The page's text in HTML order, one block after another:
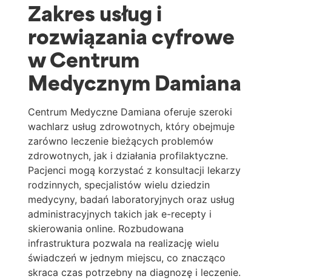
Zakres usług i
rozwiązania cyfrowe
w Centrum
Medycznym Damiana
Centrum Medyczne Damiana oferuje szeroki
wachlarz usług zdrowotnych, który obejmuje
zarówno leczenie bieżących problemów
zdrowotnych, jak i działania profilaktyczne.
Pacjenci mogą korzystać z konsultacji lekarzy
rodzinnych, specjalistów wielu dziedzin
medycyny, badań laboratoryjnych oraz usług
administracyjnych takich jak e-recepty i
skierowania online. Rozbudowana
infrastruktura pozwala na realizację wielu
świadczeń w jednym miejscu, co znacząco
skraca czas potrzebny na diagnozę i leczenie.